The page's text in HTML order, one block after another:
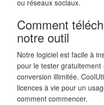
ou réseaux sociaux.
Comment
notre outil
Notre logiciel est facile à
pour le tester
conversion illimitée.
licences à vie pour un
comment commencer.